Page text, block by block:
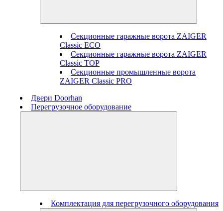
Секционные гаражные ворота ZAIGER
Classic ECO
Секционные гаражные ворота ZAIGER
Classic TOP
Секционные промышленные ворота
ZAIGER Classic PRO
Двери Doorhan
Перегрузочное оборудование
Комплектация для перегрузочного оборудования